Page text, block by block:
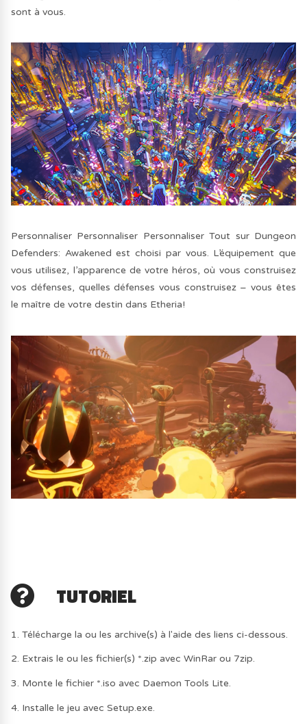
sont à vous.
Personnaliser Personnaliser Personnaliser Tout sur Dungeon
Defenders: Awakened est choisi par vous. L’équipement que
vous utilisez, l’apparence de votre héros, où vous construisez
vos défenses, quelles défenses vous construisez – vous êtes
le maître de votre destin dans Etheria!
TUTORIEL
1. Télécharge la ou les archive(s) à l'aide des liens ci-dessous.
2. Extrais le ou les fichier(s) *.zip avec WinRar ou 7zip.
3. Monte le fichier *.iso avec Daemon Tools Lite.
4. Installe le jeu avec Setup.exe.